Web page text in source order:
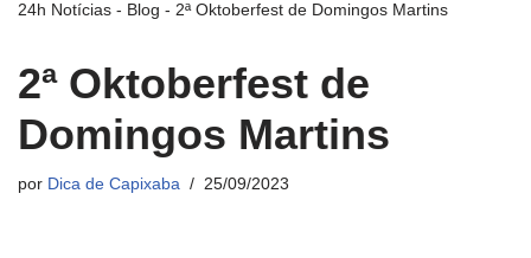
24h Notícias - Blog - 2ª Oktoberfest de Domingos Martins
2ª Oktoberfest de
Domingos Martins
por Dica de Capixaba 25/09/2023